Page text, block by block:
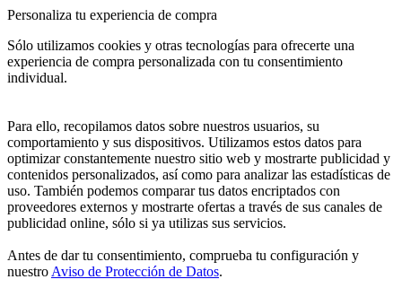
Personaliza tu experiencia de compra
Sólo utilizamos cookies y otras tecnologías para ofrecerte una
experiencia de compra personalizada con tu consentimiento
individual.
Para ello, recopilamos datos sobre nuestros usuarios, su
comportamiento y sus dispositivos. Utilizamos estos datos para
optimizar constantemente nuestro sitio web y mostrarte publicidad y
contenidos personalizados, así como para analizar las estadísticas de
uso. También podemos comparar tus datos encriptados con
proveedores externos y mostrarte ofertas a través de sus canales de
publicidad online, sólo si ya utilizas sus servicios.
Antes de dar tu consentimiento, comprueba tu configuración y
nuestro Aviso de Protección de Datos.